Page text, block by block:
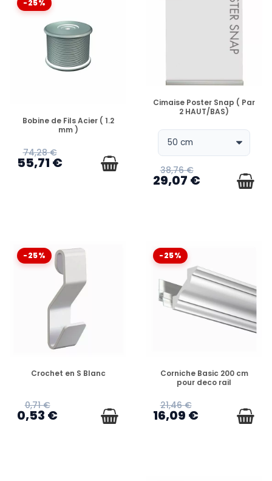
-25%
EN STOCK
Bobine de Fils Acier ( 1.2
mm )
74,28 €
55,71 €
EN STOCK
Cimaise Poster Snap ( Par
2 HAUT/BAS)
38,76 €
29,07 €
-25%
EN STOCK
Crochet en S Blanc
0,71 €
0,53 €
-25%
EN STOCK
Corniche Basic 200 cm
pour deco rail
21,46 €
16,09 €